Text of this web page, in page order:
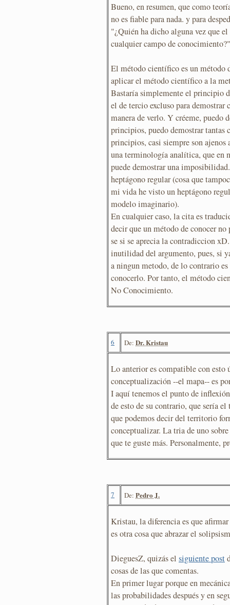
Bueno, en resumen, que como
no es fiable para nada. y para
"¿Quién ha dicho alguna vez que
cualquier campo de conocimiento?"
El método científico es un método
aplicar el método científico a la
Bastaría simplemente el principio
el de tercio excluso para
manera de verlo. Y créeme, puedo
principios, puedo demostrar tantas
principios, casi siempre son
una terminología analítica, que en
puede demostrar una
heptágono regular (cosa que
mi vida he visto un heptágono
modelo imaginario).
En cualquier caso, la cita es
decir que un método de conocer
se si se aprecia la contradiccion
inutilidad del argumento, pues, si
a ningun metodo, de lo contrario
conocerlo. Por tanto, el método
No Conocimiento.
6 De: Dr. Kristau
Lo anterior es compatible con
conceptualización --el mapa-- es
I aquí tenemos el punto de
de esto de su contrario, que sería
que podemos decir del territorio
conceptualizar. La tria de uno
que te guste más. Personalmente,
7 De: Pedro J.
Kristau, la diferencia es que
es otra cosa que abrazar el
DieguesZ, quizás el siguiente post
cosas de las que comentas.
En primer lugar porque en
las probabilidades después y en